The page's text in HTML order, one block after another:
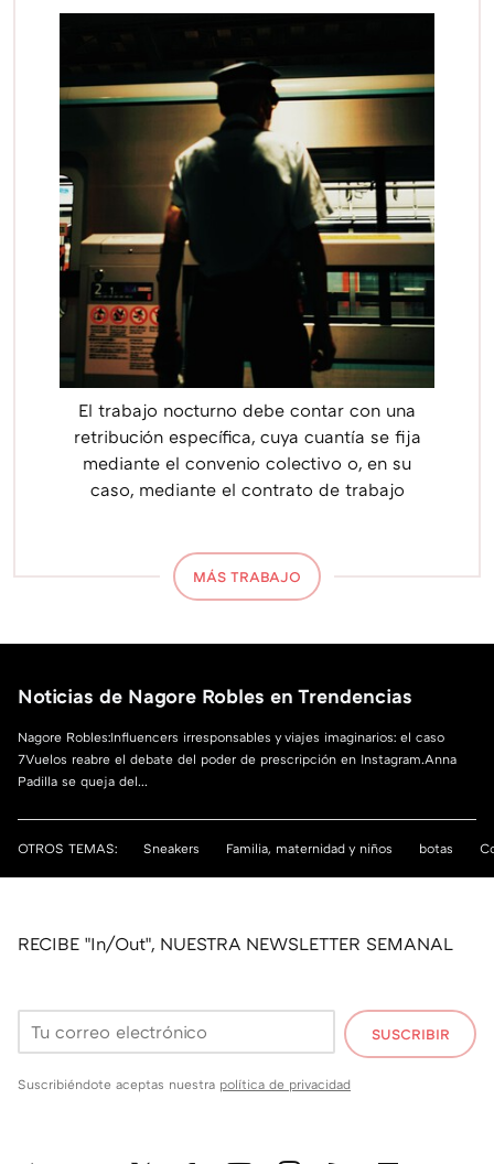
El trabajo nocturno debe contar con una
retribución específica, cuya cuantía se fija
mediante el convenio colectivo o, en su
caso, mediante el contrato de trabajo
MÁS TRABAJO
Noticias de Nagore Robles en Trendencias
Nagore Robles:Influencers irresponsables y viajes imaginarios: el caso
7Vuelos reabre el debate del poder de prescripción en Instagram.Anna
Padilla se queja del...
OTROS TEMAS: Sneakers Familia, maternidad y niños botas
RECIBE "In/Out", NUESTRA NEWSLETTER SEMANAL
SUSCRIBIR
Suscribiéndote aceptas nuestra política de privacidad